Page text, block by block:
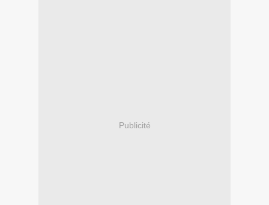
Publicité